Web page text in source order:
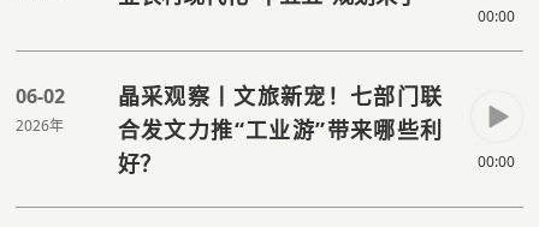
00:00
06-02
2026年
晶采观察丨文旅新宠！七部门联
合发文力推“工业游”带来哪些利
好？
00:00